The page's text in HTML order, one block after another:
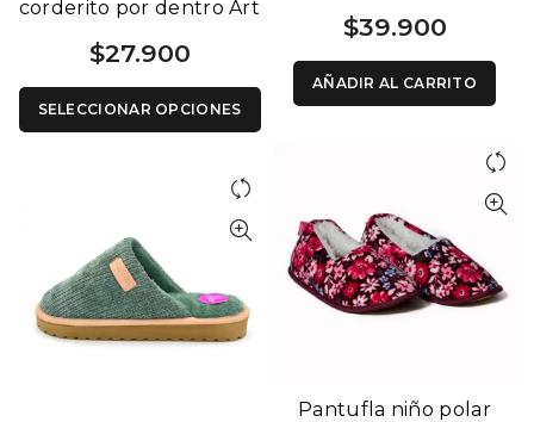
$39.900
AÑADIR AL CARRITO
corderito por dentro Art
$27.900
SELECCIONAR OPCIONES
Pantufla niño polar